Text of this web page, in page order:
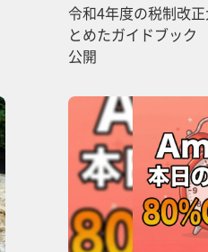
令和4年度の税制改
とめたガイドブッ
公開